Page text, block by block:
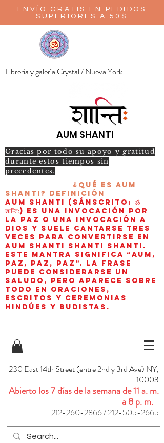
ENVÍO GRATIS EN PEDIDOS
SUPERIORES A 50$
Librería y galería Crystal / Nueva York
AUM SHANTI
Gracias por todo su apoyo y gratitud
durante estos tiempos sin
precedentes.
¿Qué es AUM
Shanti? Definición
AUM Shanti (sánscrito: ॐ
शान्तिः) es una invocación por
la paz o una invocación a
Dios y suele cantarse tres
veces para convertirse en
aum shanti shanti shanti.
Este mantra significa “AUM,
paz, paz, paz”. La frase
puede considerarse un
saludo, pero aparece sobre
todo en oraciones,
escritos y ceremonias
hindúes y budistas.
230 East 14th Street (entre 2nd y 3rd Ave) NY,
10003
Abierto los 7 días de la semana de 11 a. m.
a 8 p. m.
212-260-2866/212-505-2665